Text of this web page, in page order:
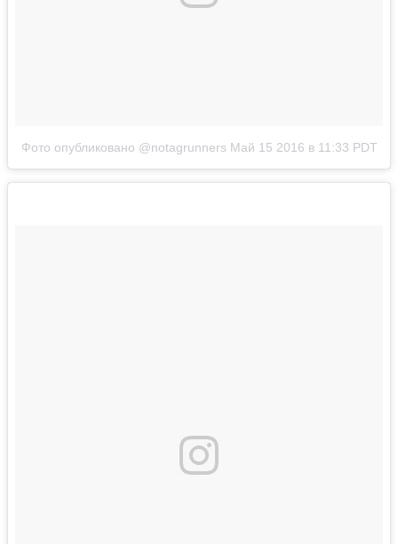
Фото опубликовано @notagrunners Май 15 2016 в 11:33 PDT